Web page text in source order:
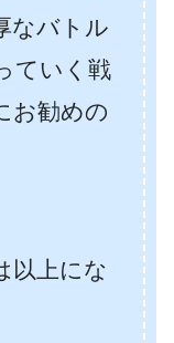
なバトル
ていく戦
お勧めの
以上にな